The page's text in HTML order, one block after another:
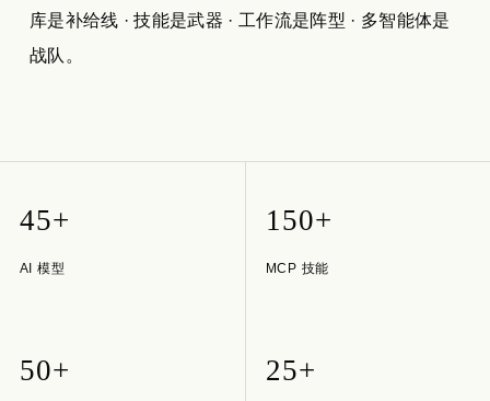
库是补给线 · 技能是武器 · 工作流是阵型 · 多智能体是
战队。
45+
AI 模型
150+
MCP 技能
50+ 25+